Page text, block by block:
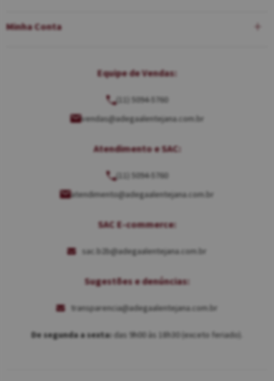
Minha Conta
Equipe de Vendas:
(11) 5094-5760
vendas@adegaalentejana.com.br
Atendimento e SAC:
(11) 5094-5760
atendimento@adegaalentejana.com.br
SAC E-commerce:
sac.b2b@adegaalentejana.com.br
Sugestões e denúncias:
transparencia@adegaalentejana.com.br
De segunda a sexta: das 9h00 às 18h30 (exceto feriado).